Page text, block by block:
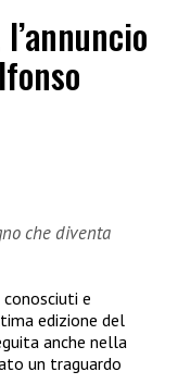
che diventa
conosciuti e
edizione del
anche nella
un traguardo